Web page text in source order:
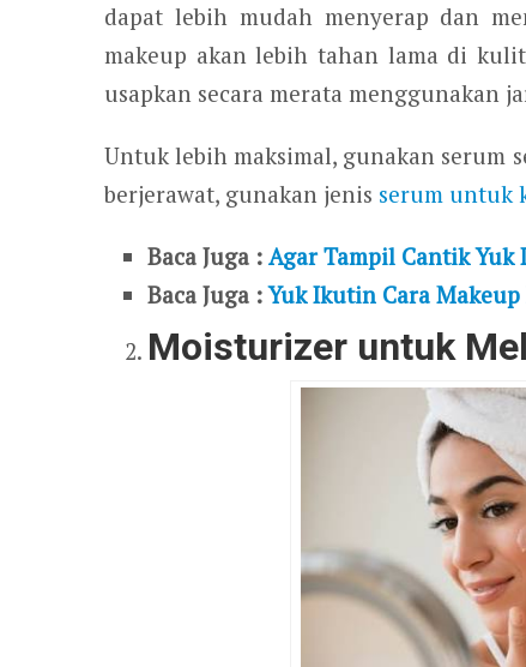
dapat lebih mudah menyerap dan
makeup akan lebih tahan lama di
usapkan secara merata menggunakan
Untuk lebih maksimal, gunakan serum
berjerawat, gunakan jenis serum untuk
Baca Juga :Agar Tampil Cantik
Baca Juga :Yuk Ikutin Cara
Moisturizer untuk